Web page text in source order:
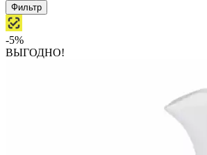
Фильтр
-5%
ВЫГОДНО!